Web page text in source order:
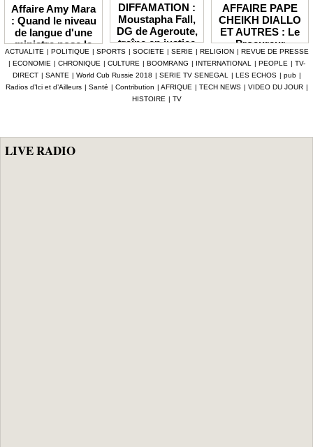
Affaire Amy Mara
: Quand le niveau
de langue d'une
ministre pose la
question de la
compétence et de
la crédibilité de
l'État
DIFFAMATION :
Moustapha Fall,
DG de Ageroute,
traîne en justice
l’ex DRH Cheikh
Amet Tidiane
Thiam
AFFAIRE PAPE
CHEIKH DIALLO
ET AUTRES : Le
Procureur
interjette appel et
maintient en
prison ceux qui
ont été placés
ACTUALITE | POLITIQUE | SPORTS | SOCIETE | SERIE | RELIGION | REVUE DE PRESSE
| ECONOMIE | CHRONIQUE | CULTURE | BOOMRANG | INTERNATIONAL | PEOPLE | TV-
DIRECT | SANTE | World Cub Russie 2018 | SERIE TV SENEGAL | LES ECHOS | pub |
Radios d’Ici et d’Ailleurs | Santé | Contribution | AFRIQUE | TECH NEWS | VIDEO DU JOUR |
HISTOIRE | TV
LIVE RADIO